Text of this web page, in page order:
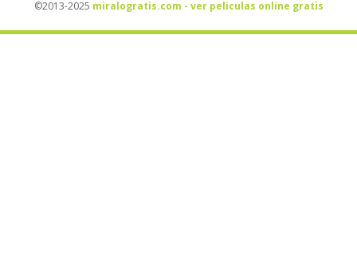
©2013-2025 miralogratis.com - ver peliculas online gratis